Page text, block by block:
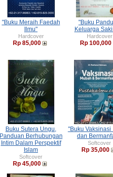
"Buku Meraih Faedah
Ilmu"
Hardcover
Rp 85,000
"Buku
Keluarga
Hardcover
Rp 100,000
Buku Sutera Ungu,
Panduan Berhubungan
Intim Dalam Perspektif
Islam
Softcover
Rp 45,000
"Buku Vaksinasi
dan
Softcover
Rp 35,000